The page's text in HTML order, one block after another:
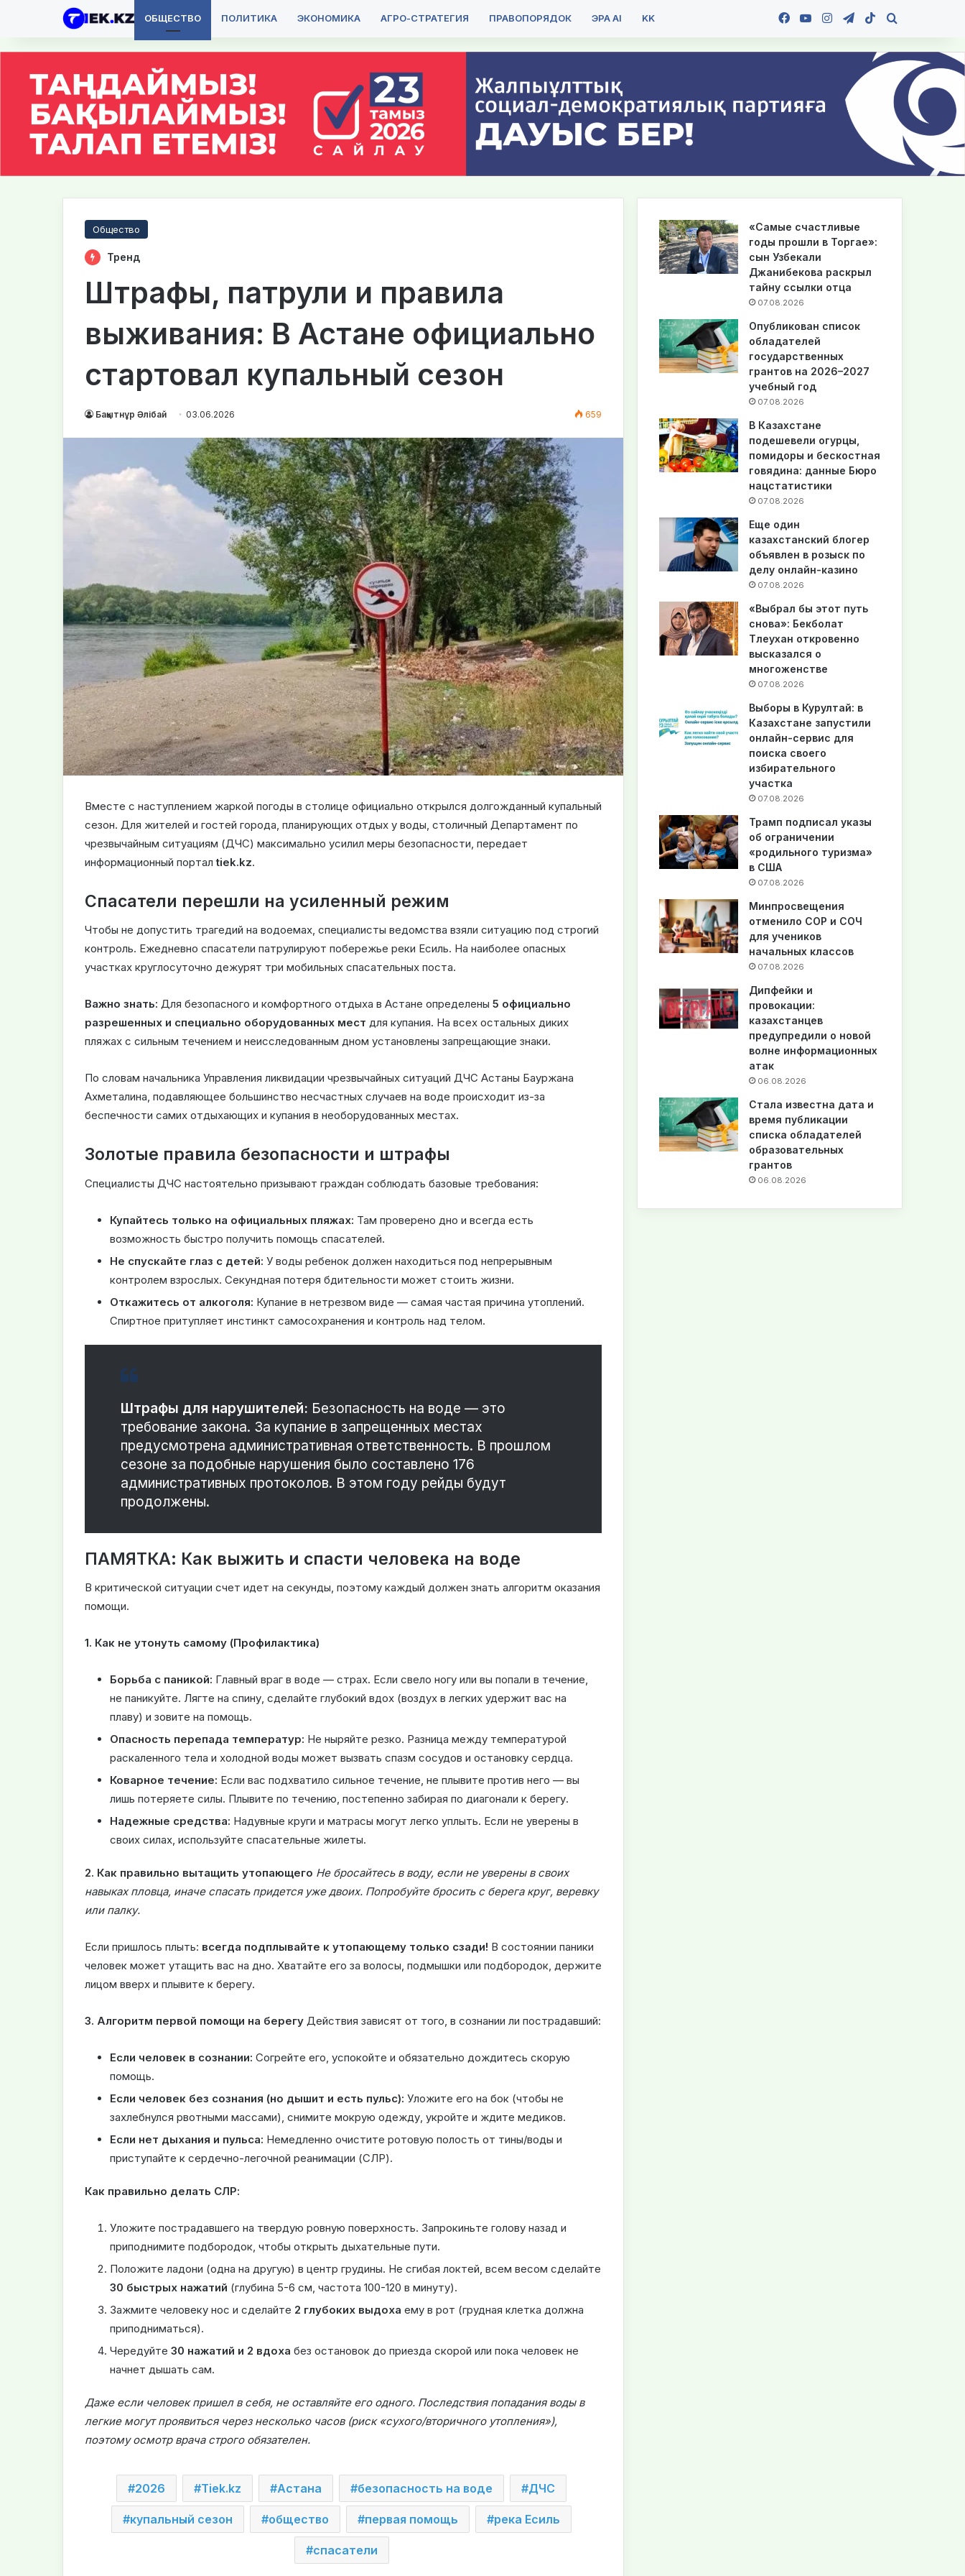
ОБЩЕСТВО ПОЛИТИКА ЭКОНОМИКА АГРО-СТРАТЕГИЯ ПРАВОПОРЯДОК ЭРА AI KK Facebook
YouTubeInstagramTelegram
TikTok
Общество
Тренд
Штрафы, патрули и правила
выживания: В Астане официально
стартовал купальный сезон
Бақытнұр Әлібай 03.06.2026 659
Вместе с наступлением жаркой погоды в столице официально открылся долгожданный купальный
сезон. Для жителей и гостей города, планирующих отдых у воды, столичный Департамент по
чрезвычайным ситуациям (ДЧС) максимально усилил меры безопасности, передает
информационный порталtiek.kz.
Спасатели перешли на усиленный режим
Чтобы не допустить трагедий на водоемах, специалисты ведомства взяли ситуацию под строгий
контроль. Ежедневно спасатели патрулируют побережье реки Есиль. На наиболее опасных
участках круглосуточно дежурят три мобильных спасательных поста.
Важно знать: Для безопасного и комфортного отдыха в Астане определены 5 официально
разрешенных и специально оборудованных мест для купания. На всех остальных диких
пляжах с сильным течением и неисследованным дном установлены запрещающие знаки.
По словам начальника Управления ликвидации чрезвычайных ситуаций ДЧС Астаны Бауржана
Ахметалина, подавляющее большинство несчастных случаев на воде происходит из-за
беспечности самих отдыхающих и купания в необорудованных местах.
Золотые правила безопасности и штрафы
Специалисты ДЧС настоятельно призывают граждан соблюдать базовые требования:
Купайтесь только на официальных пляжах: Там проверено дно и всегда есть
возможность быстро получить помощь спасателей.
Не спускайте глаз с детей: У воды ребенок должен находиться под непрерывным
контролем взрослых. Секундная потеря бдительности может стоить жизни.
Откажитесь от алкоголя: Купание в нетрезвом виде — самая частая причина утоплений.
Спиртное притупляет инстинкт самосохранения и контроль над телом.
Штрафы для нарушителей: Безопасность на воде — это
требование закона. За купание в запрещенных местах
предусмотрена административная ответственность. В прошлом
сезоне за подобные нарушения было составлено 176
административных протоколов. В этом году рейды будут
продолжены.
ПАМЯТКА: Как выжить и спасти человека на воде
В критической ситуации счет идет на секунды, поэтому каждый должен знать алгоритм оказания
помощи.
1. Как не утонуть самому (Профилактика)
Борьба с паникой: Главный враг в воде — страх. Если свело ногу или вы попали в течение,
не паникуйте. Лягте на спину, сделайте глубокий вдох (воздух в легких удержит вас на
плаву) и зовите на помощь.
Опасность перепада температур: Не ныряйте резко. Разница между температурой
раскаленного тела и холодной воды может вызвать спазм сосудов и остановку сердца.
Коварное течение: Если вас подхватило сильное течение, не плывите против него — вы
лишь потеряете силы. Плывите по течению, постепенно забирая по диагонали к берегу.
Надежные средства: Надувные круги и матрасы могут легко уплыть. Если не уверены в
своих силах, используйте спасательные жилеты.
2. Как правильно вытащить утопающего Не бросайтесь в воду, если не уверены в своих
навыках пловца, иначе спасать придется уже двоих. Попробуйте бросить с берега круг, веревку
или палку.
Если пришлось плыть: всегда подплывайте к утопающему только сзади! В состоянии паники
человек может утащить вас на дно. Хватайте его за волосы, подмышки или подбородок, держите
лицом вверх и плывите к берегу.
3. Алгоритм первой помощи на берегу Действия зависят от того, в сознании ли пострадавший:
Если человек в сознании: Согрейте его, успокойте и обязательно дождитесь скорую
помощь.
Если человек без сознания (но дышит и есть пульс): Уложите его на бок (чтобы не
захлебнулся рвотными массами), снимите мокрую одежду, укройте и ждите медиков.
Если нет дыхания и пульса: Немедленно очистите ротовую полость от тины/воды и
приступайте к сердечно-легочной реанимации (СЛР).
Как правильно делать СЛР:
Уложите пострадавшего на твердую ровную поверхность. Запрокиньте голову назад и
приподнимите подбородок, чтобы открыть дыхательные пути.
Положите ладони (одна на другую) в центр грудины. Не сгибая локтей, всем весом сделайте
30 быстрых нажатий (глубина 5-6 см, частота 100-120 в минуту).
Зажмите человеку нос и сделайте 2 глубоких выдоха ему в рот (грудная клетка должна
приподниматься).
Чередуйте 30 нажатий и 2 вдоха без остановок до приезда скорой или пока человек не
начнет дышать сам.
Даже если человек пришел в себя, не оставляйте его одного. Последствия попадания воды в
легкие могут проявиться через несколько часов (риск «сухого/вторичного утопления»),
поэтому осмотр врача строго обязателен.
2026 Tiek.kz Астана безопасность на воде ДЧС
купальный сезон общество первая помощь река Есиль
спасатели
«Самые счастливые
годы прошли в Торгае»:
сын Узбекали
Джанибекова раскрыл
тайну ссылки отца
07.08.2026
Опубликован список
обладателей
государственных
грантов на 2026–2027
учебный год
07.08.2026
В Казахстане
подешевели огурцы,
помидоры и бескостная
говядина: данные Бюро
нацстатистики
07.08.2026
Еще один
казахстанский блогер
объявлен в розыск по
делу онлайн-казино
07.08.2026
«Выбрал бы этот путь
снова»: Бекболат
Тлеухан откровенно
высказался о
многоженстве
07.08.2026
Выборы в Курултай: в
Казахстане запустили
онлайн-сервис для
поиска своего
избирательного
участка
07.08.2026
Трамп подписал указы
об ограничении
«родильного туризма»
в США
07.08.2026
Минпросвещения
отменило СОР и СОЧ
для учеников
начальных классов
07.08.2026
Дипфейки и
провокации:
казахстанцев
предупредили о новой
волне информационных
атак
06.08.2026
Стала известна дата и
время публикации
списка обладателей
образовательных
грантов
06.08.2026